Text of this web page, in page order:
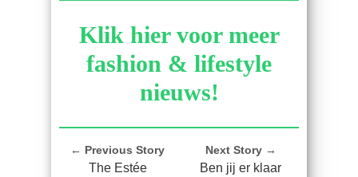
Klik hier voor meer
fashion & lifestyle
nieuws!
← Previous Story
The Estée
Next Story →
Ben jij er klaar